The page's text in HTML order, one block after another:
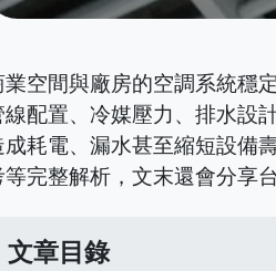
業空間與廠房的空調系統穩
線配置、冷媒壓力、排水設
成耗電、漏水甚至縮短設備
等完整解析，文末還會分享
文章目錄